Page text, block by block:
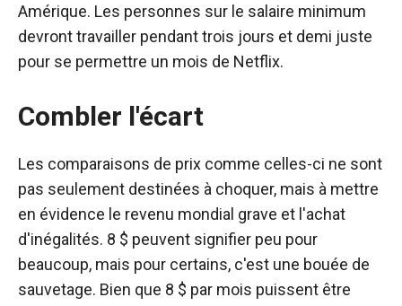
Amérique. Les personnes sur le salaire minimum
devront travailler pendant trois jours et demi juste
pour se permettre un mois de Netflix.
Combler l'écart
Les comparaisons de prix comme celles-ci ne sont
pas seulement destinées à choquer, mais à mettre
en évidence le revenu mondial grave et l'achat
d'inégalités. 8 $ peuvent signifier peu pour
beaucoup, mais pour certains, c'est une bouée de
sauvetage. Bien que 8 $ par mois puissent être